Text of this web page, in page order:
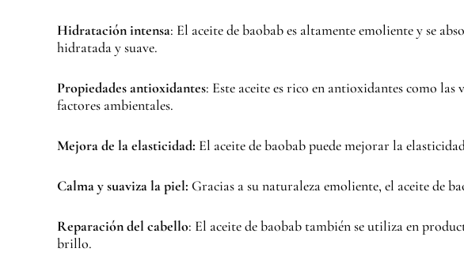
Hidratación intensa: El aceite de baobab es altamente emoliente y se
hidratada y suave.
Propiedades antioxidantes: Este aceite es rico en antioxidantes como
factores ambientales.
Mejora de la elasticidad: El aceite de baobab puede mejorar la
Calma y suaviza la piel: Gracias a su naturaleza emoliente, el aceite de
Reparación del cabello: El aceite de baobab también se utiliza en
brillo.